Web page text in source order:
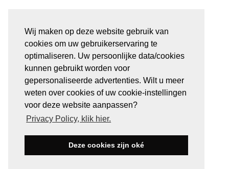
Wij maken op deze website gebruik van
cookies om uw gebruikerservaring te
optimaliseren. Uw persoonlijke data/cookies
kunnen gebruikt worden voor
gepersonaliseerde advertenties. Wilt u meer
weten over cookies of uw cookie-instellingen
voor deze website aanpassen?
Privacy Policy, klik hier.
Deze cookies zijn oké